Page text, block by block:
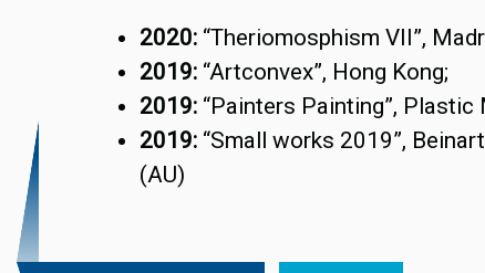
2020: “Theriomosphism VII”,
2019: “Artconvex”, Hong Kong;
2019: “Painters Painting”, Plastic
2019: “Small works 2019”,
(AU)